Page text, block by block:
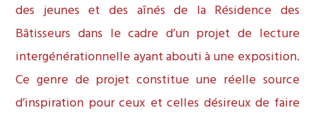
des jeunes et des aînés de la Résidence des
Bâtisseurs dans le cadre d’un projet de lecture
intergénérationnelle ayant abouti à une exposition.
Ce genre de projet constitue une réelle source
d’inspiration pour ceux et celles désireux de faire